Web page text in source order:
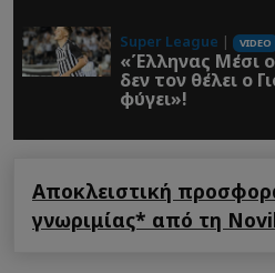
Super League | VIDEO
«Έλληνας Μέσι
δεν τον θέλει ο
φύγει»!
Αποκλειστική
γνωριμίας* από τη